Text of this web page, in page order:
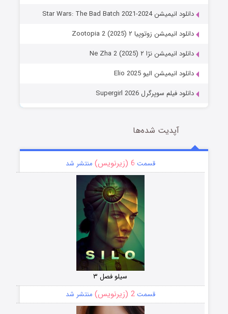
دانلود انیمیشن Star Wars: The Bad Batch 2021-2024
دانلود انیمیشن زوتوپیا ۲ Zootopia 2 (2025)
دانلود انیمیشن نژا ۲ Ne Zha 2 (2025)
دانلود انیمیشن الیو Elio 2025
دانلود فیلم سوپرگرل Supergirl 2026
آپدیت شده‌ها
قسمت 6 (زیرنویس) منتشر شد
سیلو فصل ۳
قسمت2 (زیرنویس) منتشر شد